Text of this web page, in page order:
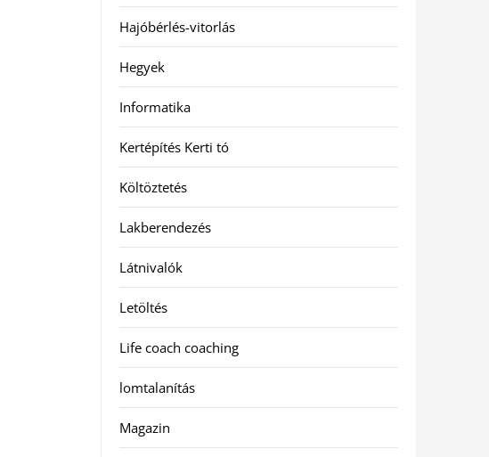
Hajóbérlés-vitorlás
Hegyek
Informatika
Kertépítés Kerti tó
Költöztetés
Lakberendezés
Látnivalók
Letöltés
Life coach coaching
lomtalanítás
Magazin